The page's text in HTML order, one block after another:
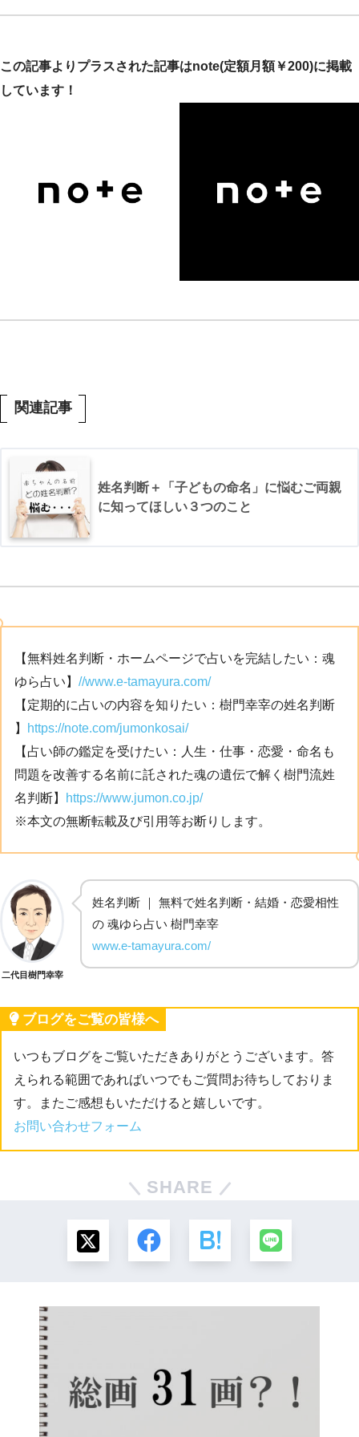
この記事よりプラスされた記事はnote(定額月額￥200)に掲載
しています！
関連記事
姓名判断＋「子どもの命名」に悩むご両親
に知ってほしい３つのこと
【無料姓名判断・ホームページで占いを完結したい：魂
ゆら占い】 //www.e-tamayura.com/
【定期的に占いの内容を知りたい：樹門幸宰の姓名判断
】
https://note.com/jumonkosai/
【占い師の鑑定を受けたい：人生・仕事・恋愛・命名も
問題を改善する名前に託された魂の遺伝で解く樹門流姓
名判断】
https://www.jumon.co.jp/
※本文の無断転載及び引用等お断りします。
二代目樹門幸宰
姓名判断 ｜ 無料で姓名判断・結婚・恋愛相性
の 魂ゆら占い 樹門幸宰
www.e-tamayura.com/
ブログをご覧の皆様へ
いつもブログをご覧いただきありがとうございます。答
えられる範囲であればいつでもご質問お待ちしておりま
す。またご感想もいただけると嬉しいです。
お問い合わせフォーム
SHARE